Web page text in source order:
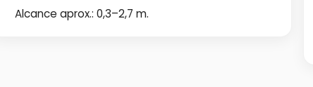
Alcance aprox.: 0,3–2,7 m.